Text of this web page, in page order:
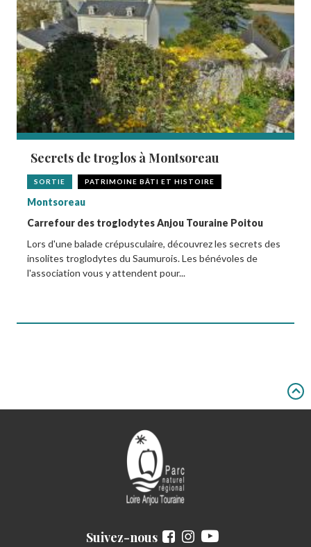
Secrets de troglos à Montsoreau
SORTIE PATRIMOINE BÂTI ET HISTOIRE
Montsoreau
Carrefour des troglodytes Anjou Touraine Poitou
Lors d'une balade crépusculaire, découvrez les secrets des
insolites troglodytes du Saumurois. Les bénévoles de
l'association vous y attendent pour...
Suivez-nous